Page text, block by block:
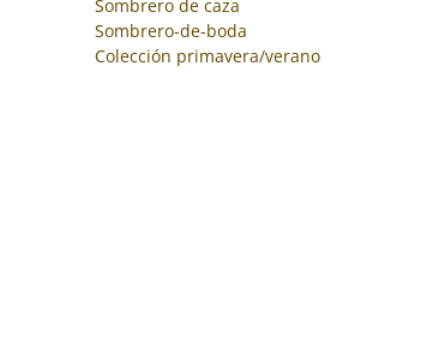
Sombrero de caza
Sombrero-de-boda
Colección primavera/verano